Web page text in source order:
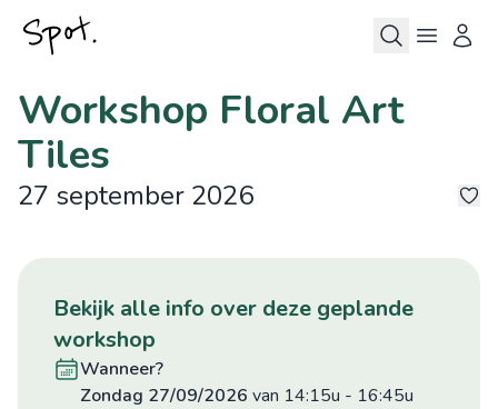
Workshop Floral Art
Tiles
27 september 2026
bekijk alle info over deze geplande
workshop
wanneer?
zondag 27/09/2026 van 14:15u - 16:45u